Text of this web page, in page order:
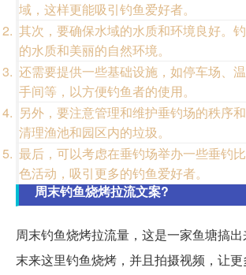
域，这样更能吸引钓鱼爱好者。
其次，要确保水域的水质和环境良好。
的水质和美丽的自然环境。
还需要提供一些基础设施，如停车场、
手间等，以方便钓鱼者的使用。
另外，要注意管理和维护垂钓场的秩序
清理渔池和园区内的垃圾。
最后，可以考虑在垂钓场举办一些垂钓
色活动，吸引更多的钓鱼爱好者。
周末钓鱼烧烤拉流文案?
周末钓鱼烧烤拉流量，这是一家鱼塘搞
末来这里钓鱼烧烤，并且拍摄视频，让